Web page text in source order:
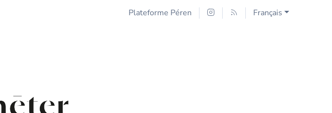
Plateforme Péren Français